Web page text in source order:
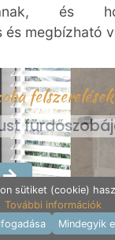
Termékek raktáron
és
és megbízható
felszerelések
sütiket (cookie)
További információk
Mindegyik